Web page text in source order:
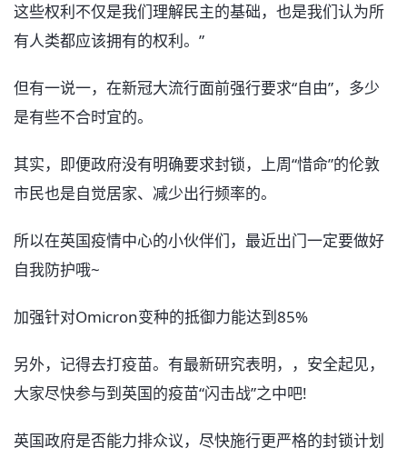
这些权利不仅是我们理解民主的基础，也是我们认为所
有人类都应该拥有的权利。”
但有一说一，在新冠大流行面前强行要求“自由”，多少
是有些不合时宜的。
其实，即便政府没有明确要求封锁，上周“惜命”的伦敦
市民也是自觉居家、减少出行频率的。
所以在英国疫情中心的小伙伴们，最近出门一定要做好
自我防护哦~
加强针对Omicron变种的抵御力能达到85%
另外，记得去打疫苗。有最新研究表明，，安全起见，
大家尽快参与到英国的疫苗“闪击战”之中吧!
英国政府是否能力排众议，尽快施行更严格的封锁计划